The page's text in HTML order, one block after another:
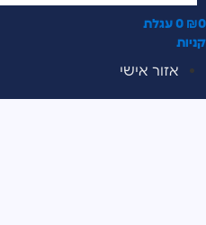
₪0
0 עגלת
קניות
אזור אישי